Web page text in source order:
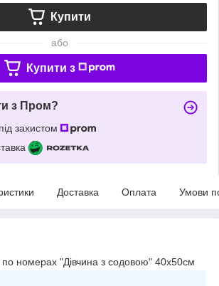
Купити
або
Купити з
з Пром?
захистом
Доставка Оплата Умови
по номерах "Дівчина з содовою" 40х50см